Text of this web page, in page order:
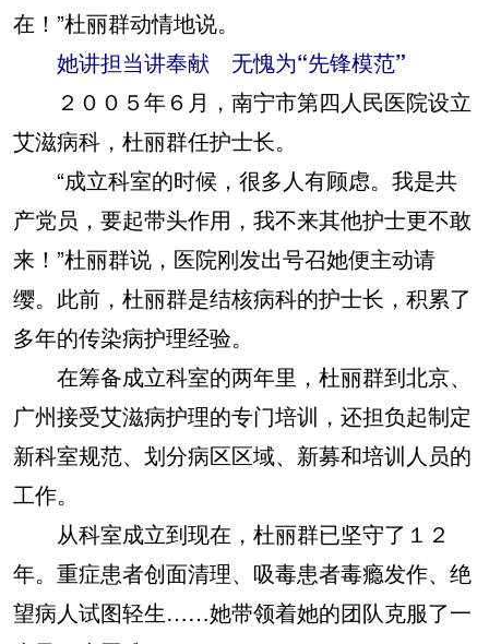
在！”杜丽群动情地说。
她讲担当讲奉献 无愧为“先锋模范”
２００５年６月，南宁市第四人民医院设立
艾滋病科，杜丽群任护士长。
“成立科室的时候，很多人有顾虑。我是共
产党员，要起带头作用，我不来其他护士更不敢
来！”杜丽群说，医院刚发出号召她便主动请
缨。此前，杜丽群是结核病科的护士长，积累了
多年的传染病护理经验。
在筹备成立科室的两年里，杜丽群到北京、
广州接受艾滋病护理的专门培训，还担负起制定
新科室规范、划分病区区域、新募和培训人员的
工作。
从科室成立到现在，杜丽群已坚守了１２
年。重症患者创面清理、吸毒患者毒瘾发作、绝
望病人试图轻生……她带领着她的团队克服了一